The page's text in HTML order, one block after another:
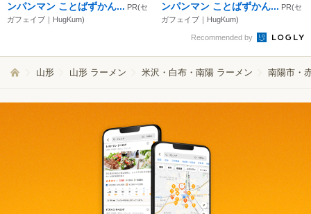
ンパンマン ことばずかん... PR(セ
ガフェイブ｜HugKum)
ンパンマン ことばずかん... PR(セ
ガフェイブ｜HugKum)
Recommended by
山形 山形 ラーメン 米沢・白布・南陽 ラーメン 南陽市・